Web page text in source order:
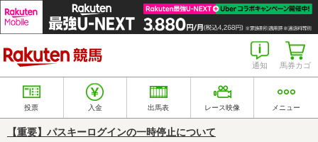
馬券カゴ
通知
投票 入金 出馬表 レース映像 メニュー
【重要】パスキーログインの一時停止について